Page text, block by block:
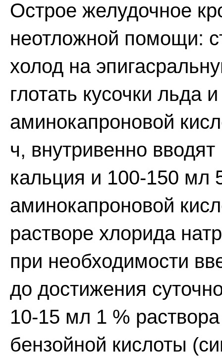
Острое желудочное
неотложной помощи:
холод на
глотать кусочки льда
аминокапроновой
ч, внутривенно
кальция и 100-150 мл
аминокапроновой
растворе хлорида
при необходимости
до достижения
10-15 мл 1 %
бензойной кислоты